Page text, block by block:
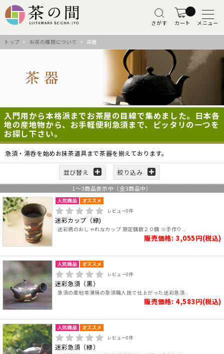
さがす カート メニュー
トップ > お茶の種類について > 茶器
入門用から本格派までお茶屋の目線で集めました。日本各
地の産地物から、お手軽便利急須まで、ピッタリの一つを
お探し下さい。
急須・湯呑を始めお抹茶道具まで茶器を揃えております。
並び替え 絞り込み
1 ～3商品表示中（全3商品中）
レビュー0件
迷彩カップ（緑)
迷彩柄のおしゃれなカップ 限定個数２０個 ※手作り..
販売価格: 3,055円(税込)
レビュー0件
迷彩急須（黒）
急須の産地常滑焼の急須職人技で仕上がった迷彩急須..
販売価格: 4,583円(税込)
レビュー0件
迷彩急須（緑）